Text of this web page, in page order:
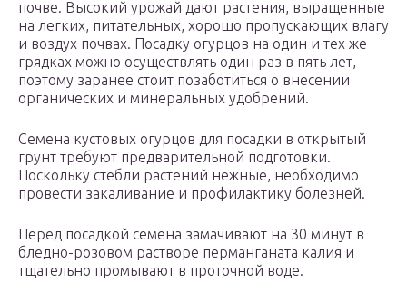
почве. Высокий урожай дают растения, выращенные
на легких, питательных, хорошо пропускающих влагу
и воздух почвах. Посадку огурцов на один и тех же
грядках можно осуществлять один раз в пять лет,
поэтому заранее стоит позаботиться о внесении
органических и минеральных удобрений.
Семена кустовых огурцов для посадки в открытый
грунт требуют предварительной подготовки.
Поскольку стебли растений нежные, необходимо
провести закаливание и профилактику болезней.
Перед посадкой семена замачивают на 30 минут в
бледно-розовом растворе перманганата калия и
тщательно промывают в проточной воде.